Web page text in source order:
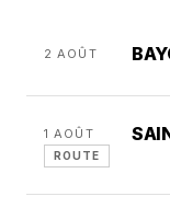
2 AOÛT
1 AOÛT
ROUTE